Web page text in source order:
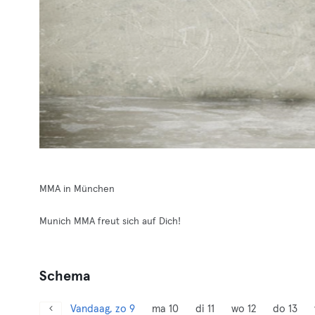
MMA in München
Munich MMA freut sich auf Dich!
Schema
Vandaag, zo 9 ma 10 di 11 wo 12 do 13